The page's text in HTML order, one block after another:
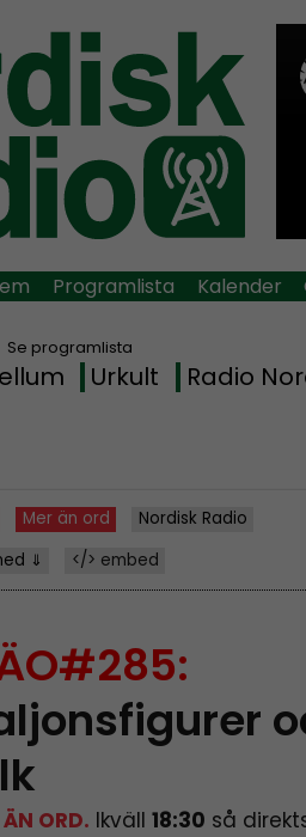
Programlista Kalender
Se programlista
Urkult Radio
Mer än ord Nordisk Radio
⇓
</> embed
ÄN ORD. Ikväll18:30 så